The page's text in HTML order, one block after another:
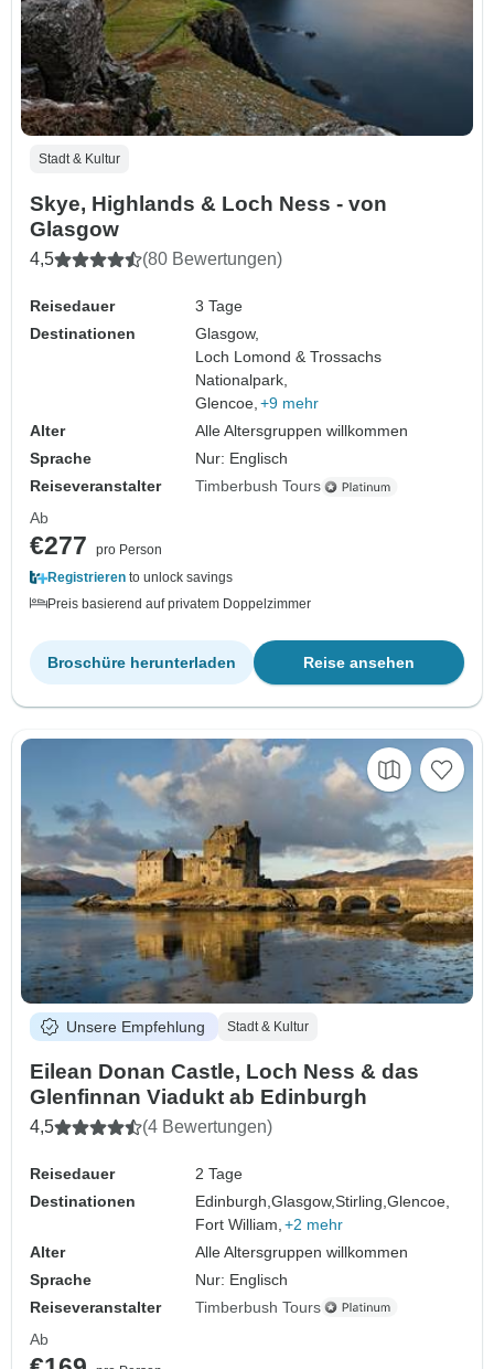
Stadt & Kultur
Skye, Highlands & Loch Ness - von
Glasgow
4,5 (80 Bewertungen)
Reisedauer
3 Tage
Destinationen
Glasgow,
Loch Lomond & Trossachs
Nationalpark,
Glencoe, +9 mehr
Alter
Alle Altersgruppen willkommen
Sprache
Nur: Englisch
Reiseveranstalter
Timberbush Tours
Ab
€277
pro Person
Registrieren to unlock savings
Preis basierend auf privatem Doppelzimmer
Reise ansehen
Broschüre herunterladen
Unsere Empfehlung Stadt & Kultur
Eilean Donan Castle, Loch Ness & das
Glenfinnan Viadukt ab Edinburgh
4,5 (4 Bewertungen)
Reisedauer
2 Tage
Destinationen
Edinburgh,Glasgow,Stirling,Glencoe,
Fort William, +2 mehr
Alter
Alle Altersgruppen willkommen
Sprache
Nur: Englisch
Reiseveranstalter
Timberbush Tours
Ab